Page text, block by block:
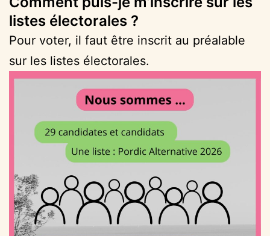
listes électorales ?
Pour voter, il faut être inscrit au préalable
sur les listes électorales.